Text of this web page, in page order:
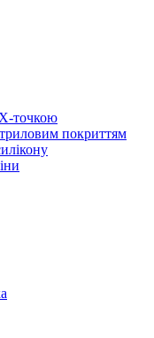
точкою
покриттям